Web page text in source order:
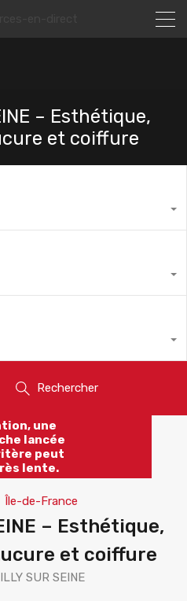
– Esthétique,
et coiffure
Rechercher
une
lancée
peut
lente.
Île-de-France
– Esthétique,
et coiffure
SUR SEINE